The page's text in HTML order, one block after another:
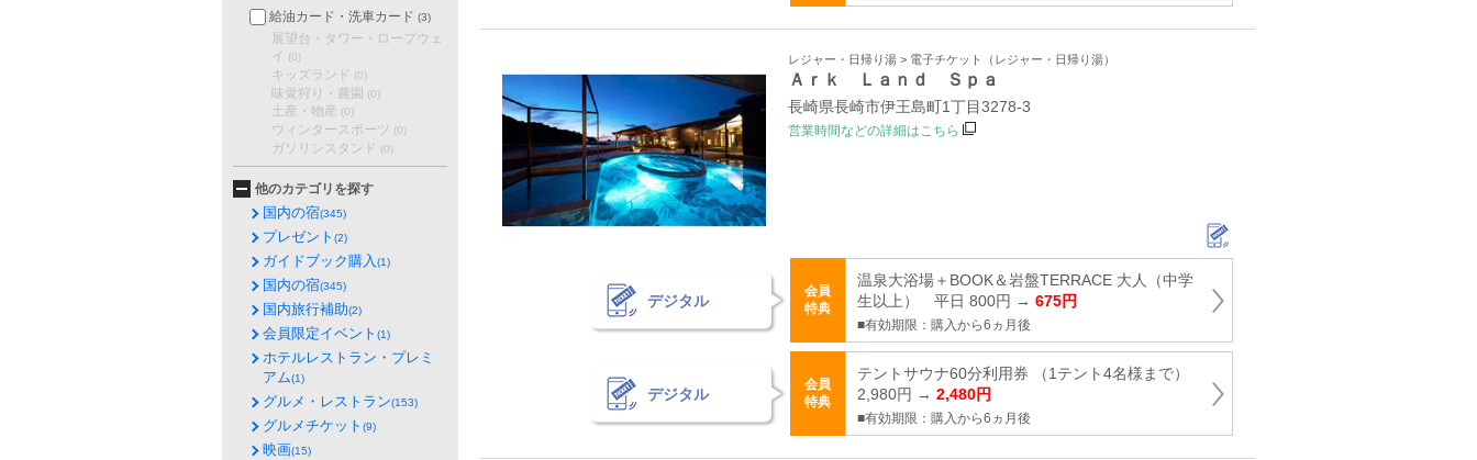
レジャー・日帰り湯 > 電子チケット（レジャー・日帰り湯）
Ａｒｋ Ｌａｎｄ Ｓｐａ
長崎県長崎市伊王島町1丁目3278-3
営業時間などの詳細はこちら
デジタル
会員
特典
温泉大浴場＋BOOK＆岩盤TERRACE 大人（中学
生以上） 平日 800円 → 675円
■有効期限：購入から6ヵ月後
デジタル
会員
特典
テントサウナ60分利用券 （1テント4名様まで）
2,980円 → 2,480円
■有効期限：購入から6ヵ月後
給油カード・洗車カード (3)
展望台・タワー・ロープウェ
イ
(0)
キッズランド (0)
味覚狩り・農園 (0)
土産・物産 (0)
ウィンタースポーツ (0)
ガソリンスタンド (0)
他のカテゴリを探す
国内の宿(345)
プレゼント (2)
ガイドブック購入(1)
国内の宿(345)
国内旅行補助(2)
会員限定イベント (1)
ホテルレストラン・プレミ
アム(1)
グルメ・レストラン(153)
グルメチケット (9)
映画(15)